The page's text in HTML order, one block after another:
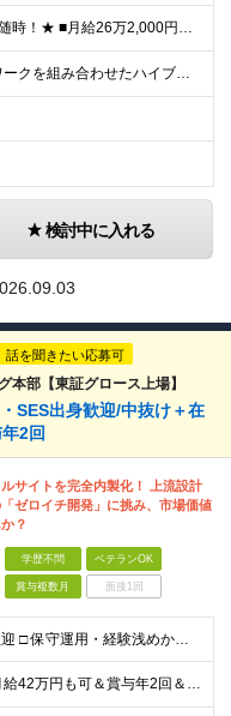
★賞与年2回＆昇給随時！★ ■月給26万2,000円～33万円＋賞与年2回＋交通費 ※前職の給与やスキルを考慮し決定します ※固定残業代（月45時間分／6万9,000円～8万7,000円）を含みます
★出社とリモートワークを組み合わせたハイブリッド勤務！ ★幡ヶ谷駅から徒歩1分！ 【本社】 東京都渋谷区幡ヶ谷1-34-14 宝ビル3F ※(変更の範囲)上記を除く当社関連勤務地
検討中に入れる
話を聞きたい応募可
部【東証グロース上場】
SES出身歓迎/中抜け＋在
2回
サイトを完全内製化！ 上流設計
ゼロイチ開発」に挑み、市場価値
？
学歴不問 ベテランOK
賞与複数月 面接1回
□ SESからの転身歓迎 □ 保守運用・経験浅めからのチャレンジ歓迎 ■ 学歴不問 ■ 何らかのシステム開発経験をお持ちの方（言語・年数不問） ＜当社で経験できること＞ ・企画、要件定義、設計、実装
★前職給与考慮！月給42万円も可＆賞与年2回＆昇給随時！★ ■月給29万円～42万円＋賞与年2回＋交通費 ※前職の給与やスキルを考慮し決定します ※固定残業代（月45時間分／7万7,000円～11万